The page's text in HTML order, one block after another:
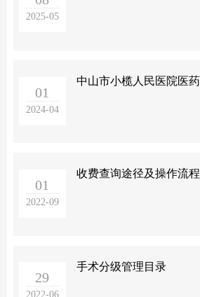
2025-05
01
2024-04
收费查询途径及操作流程
01
2022-09
手术分级管理目录
29
2022-06